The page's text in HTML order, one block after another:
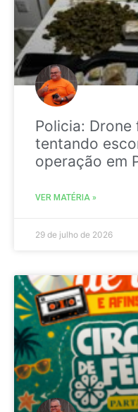
Policia:
tentando
operação em
VER MATÉRIA »
29 de julho de 2026